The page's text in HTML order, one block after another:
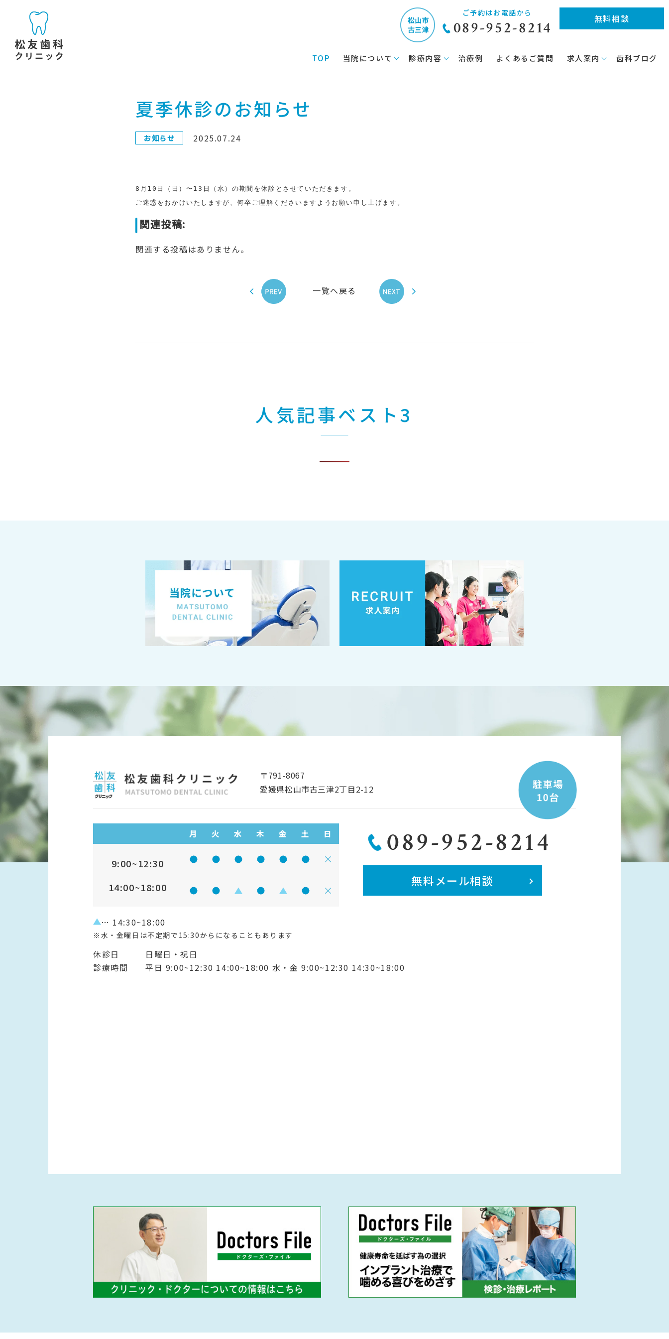
ご予約はお電話から
089-952-8214 無料相談
TOP 当院について 診療内容 治療例 よくあるご質問 求人案内 歯科ブログ
夏季休診のお知らせ
お知らせ 2025.07.24
8月10日（日）〜13日（水）の期間を休診とさせていただきます。
ご迷惑をおかけいたしますが、何卒ご理解くださいますようお願い申し上げます。
関連投稿:
関連する投稿はありません。
一覧へ戻る
人気記事ベスト3
〒791-8067
愛媛県松山市古三津2丁目2-12
月 火 水 木 金 土 日
9:00~12:30 診療時間 9:00~12:30
診療時間 9:00~12:30
診療時間 9:00~12:30
診療時間 9:00~12:30
診療時間 9:00~12:30
診療時間 9:00~12:30
14:00~18:00 診療時間 14:00~18:00
診療時間 14:00~18:00
診療時間 14:00~18:00
診療時間 14:00~18:00
診療時間 14:00~18:00
診療時間 14:00~18:00
… 14:30~18:00
※水・金曜日は不定期で15:30からになることもあります
休診日
日曜日・祝日
診療時間
平日 9:00~12:30 14:00~18:00 水・金 9:00~12:30 14:30~18:00
089-952-8214
無料メール相談